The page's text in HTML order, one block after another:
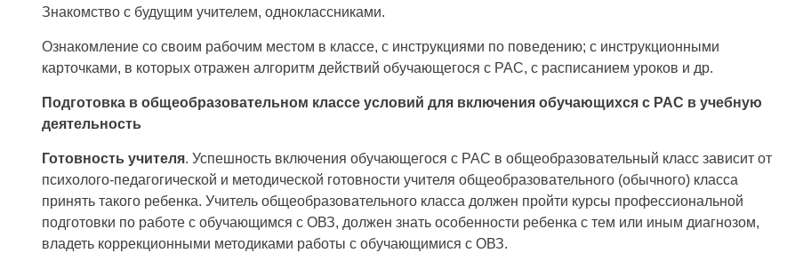
Знакомство с будущим учителем, одноклассниками.
Ознакомление со своим рабочим местом в классе, с инструкциями по поведению; с инструкционными
карточками, в которых отражен алгоритм действий обучающегося с РАС, с расписанием уроков и др.
Подготовка в общеобразовательном классе условий для включения обучающихся с РАС в учебную
деятельность
Готовность учителя. Успешность включения обучающегося с РАС в общеобразовательный класс зависит от
психолого-педагогической и методической готовности учителя общеобразовательного (обычного) класса
принять такого ребенка. Учитель общеобразовательного класса должен пройти курсы профессиональной
подготовки по работе с обучающимся с ОВЗ, должен знать особенности ребенка с тем или иным диагнозом,
владеть коррекционными методиками работы с обучающимися с ОВЗ.